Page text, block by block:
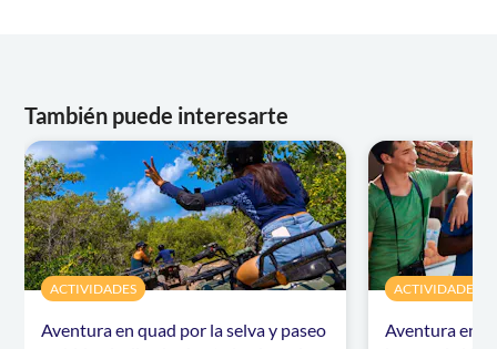
También puede interesarte
ACTIVIDADES
Aventura en quad por la selva y paseo
ACTIVIDADES
Aventura en